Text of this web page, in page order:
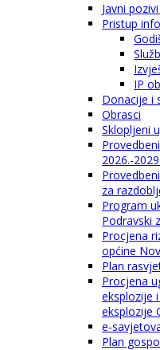
Javni
Pristup
IP
Donacije i
Obrasci
Sklopljeni
2026.-2029.
za
Program
Podravski
Procjena
općine
Plan
Procjena
eksplozije
eksplozije
e-
Plan